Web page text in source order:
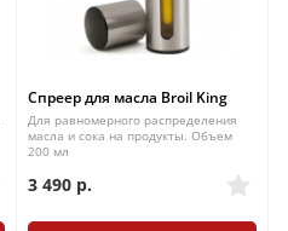
Спреер для масла Broil King
Для равномерного распределения
масла и сока на продукты. Объем
200 мл
3 490 р.